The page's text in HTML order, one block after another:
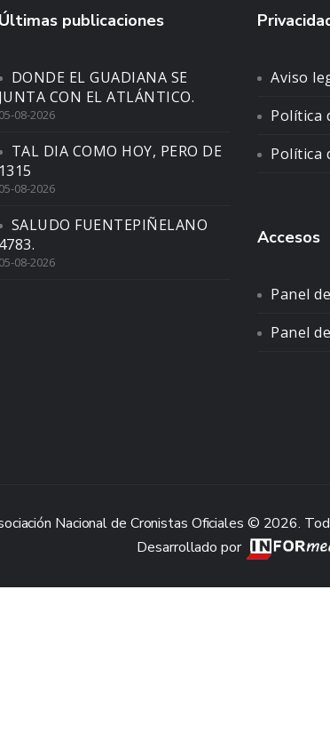
Últimas publicaciones
DONDE EL GUADIANA SE
JUNTA CON EL ATLÁNTICO.
05-08-2026
TAL DIA COMO HOY, PERO DE
1315
05-08-2026
SALUDO FUENTEPIÑELANO
4783.
05-08-2026
Aviso
Política
Política
Accesos
Panel
Panel
Nacional de Cronistas Oficiales © 2026.
Desarrollado por